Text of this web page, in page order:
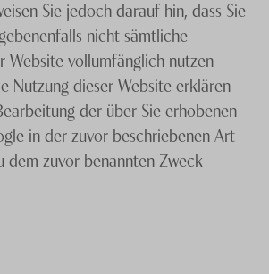
Sie jedoch darauf hin, dass Sie
nicht sämtliche
Website vollumfänglich nutzen
Nutzung dieser Website erklären
der über Sie erhobenen
in der zuvor beschriebenen Art
dem zuvor benannten Zweck